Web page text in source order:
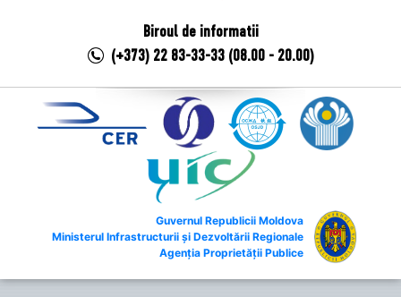
Biroul de informatii
(+373) 22 83-33-33 (08.00 - 20.00)
Guvernul Republicii Moldova
Ministerul Infrastructurii și Dezvoltării Regionale
Agenția Proprietății Publice